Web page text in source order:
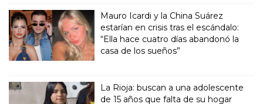
Mauro Icardi y la China Suárez
estarían en crisis tras el escándalo:
“Ella hace cuatro días abandonó la
casa de los sueños”
La Rioja: buscan a una adolescente
de 15 años que falta de su hogar